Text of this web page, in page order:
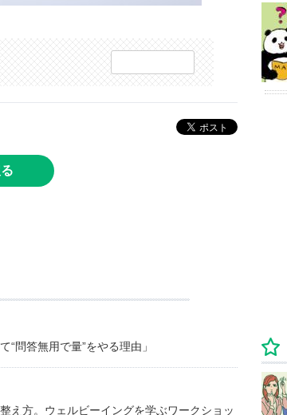
問答無用で量”をやる理由」
え方。ウェルビーイングを学ぶワークショッ